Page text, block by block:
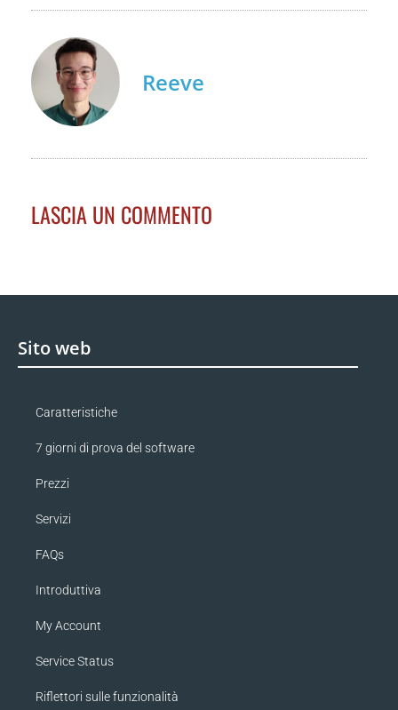
Reeve
LASCIA UN COMMENTO
Sito web
Caratteristiche
7 giorni di prova del software
Prezzi
Servizi
FAQs
Introduttiva
My Account
Service Status
Riflettori sulle funzionalità